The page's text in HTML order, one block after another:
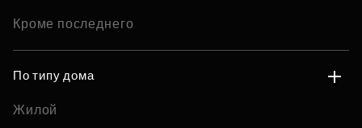
Кроме последнего
По типу дома
Жилой